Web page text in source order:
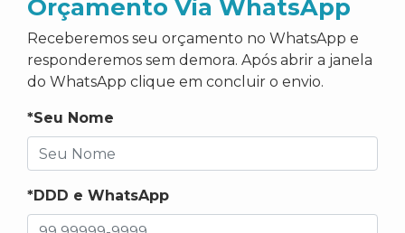
Orçamento Via WhatsApp
Receberemos seu orçamento no WhatsApp e
responderemos sem demora. Após abrir a janela
do WhatsApp clique em concluir o envio.
*Seu Nome
*DDD e WhatsApp